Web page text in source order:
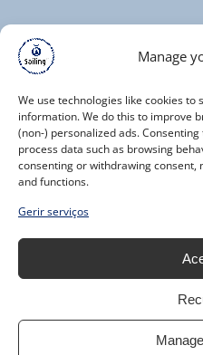
Manage
We use technologies like cookies to
information. We do this to improve
(non-) personalized ads.
process data such as browsing
consenting or withdrawing
and functions.
Gerir serviços